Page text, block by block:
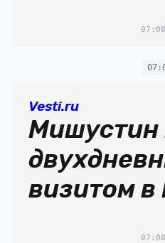
07:08
Vesti.ru
Мишустин
визитом в
07:08